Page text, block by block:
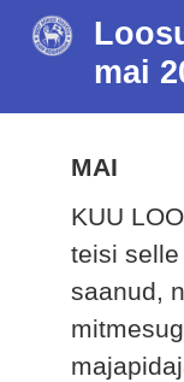
mai
MAI
KUU
teisi
saanud,